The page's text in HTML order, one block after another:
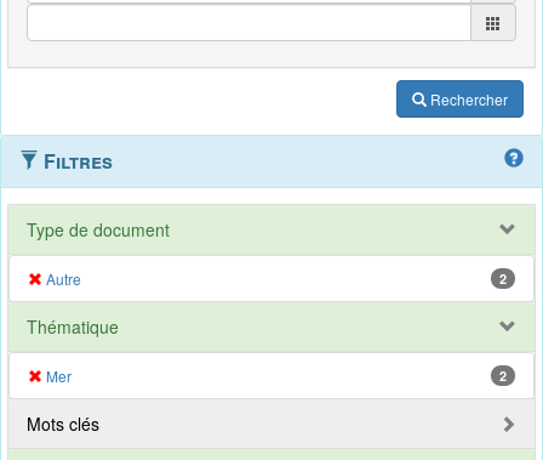
Rechercher
Filtres
Type de document
Autre 2
Thématique
Mer 2
Mots clés